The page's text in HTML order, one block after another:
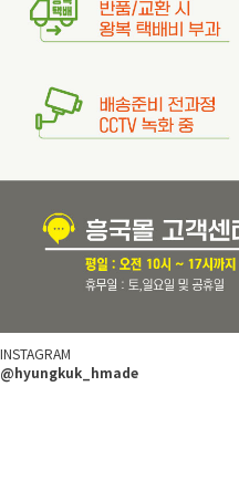
INSTAGRAM
@hyungkuk_hmade